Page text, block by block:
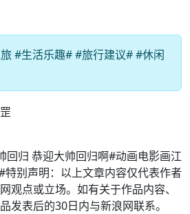
#生活乐趣# #旅行建议# #休闲
回归 恭迎大帅回归啊#动画电影画江
特别声明：以上文章内容仅代表作者
观点或立场。如有关于作品内容、
发表后的30日内与新浪网联系。